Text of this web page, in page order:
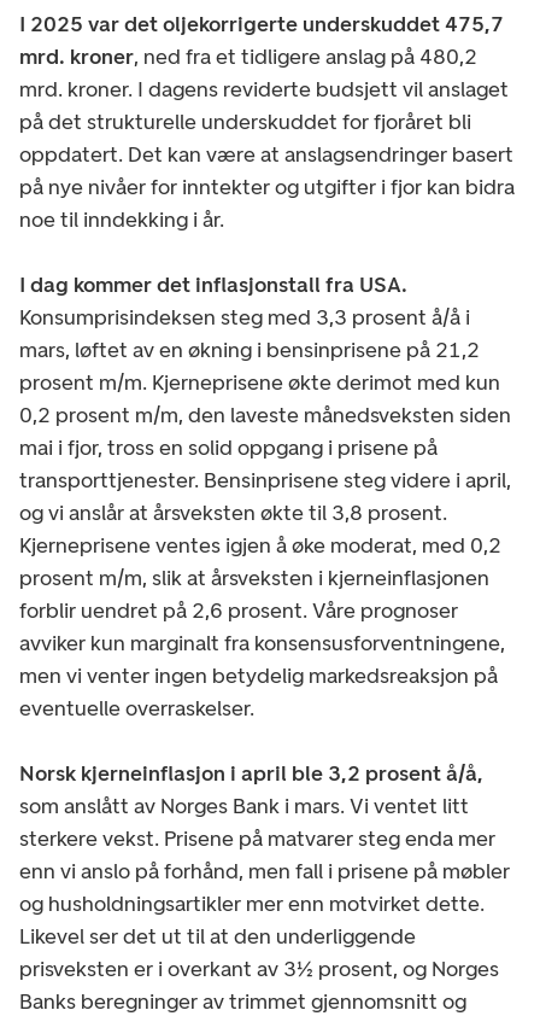
I 2025 var det oljekorrigerte underskuddet 475,7
mrd. kroner, ned fra et tidligere anslag på 480,2
mrd. kroner. I dagens reviderte budsjett vil anslaget
på det strukturelle underskuddet for fjoråret bli
oppdatert. Det kan være at anslagsendringer basert
på nye nivåer for inntekter og utgifter i fjor kan bidra
noe til inndekking i år.
I dag kommer det inflasjonstall fra USA.
Konsumprisindeksen steg med 3,3 prosent å/å i
mars, løftet av en økning i bensinprisene på 21,2
prosent m/m. Kjerneprisene økte derimot med kun
0,2 prosent m/m, den laveste månedsveksten siden
mai i fjor, tross en solid oppgang i prisene på
transporttjenester. Bensinprisene steg videre i april,
og vi anslår at årsveksten økte til 3,8 prosent.
Kjerneprisene ventes igjen å øke moderat, med 0,2
prosent m/m, slik at årsveksten i kjerneinflasjonen
forblir uendret på 2,6 prosent. Våre prognoser
avviker kun marginalt fra konsensusforventningene,
men vi venter ingen betydelig markedsreaksjon på
eventuelle overraskelser.
Norsk kjerneinflasjon i april ble 3,2 prosent å/å,
som anslått av Norges Bank i mars. Vi ventet litt
sterkere vekst. Prisene på matvarer steg enda mer
enn vi anslo på forhånd, men fall i prisene på møbler
og husholdningsartikler mer enn motvirket dette.
Likevel ser det ut til at den underliggende
prisveksten er i overkant av 3½ prosent, og Norges
Banks beregninger av trimmet gjennomsnitt og